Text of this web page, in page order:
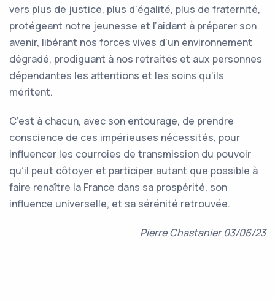
vers plus de justice, plus d’égalité, plus de fraternité,
protégeant notre jeunesse et l’aidant à préparer son
avenir, libérant nos forces vives d’un environnement
dégradé, prodiguant à nos retraités et aux personnes
dépendantes les attentions et les soins qu’ils
méritent.
C’est à chacun, avec son entourage, de prendre
conscience de ces impérieuses nécessités, pour
influencer les courroies de transmission du pouvoir
qu’il peut côtoyer et participer autant que possible à
faire renaître la France dans sa prospérité, son
influence universelle, et sa sérénité retrouvée.
Pierre Chastanier 03/06/23